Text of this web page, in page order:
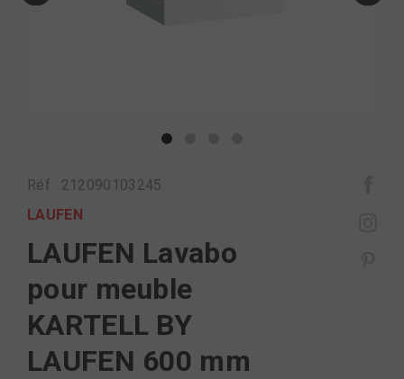
Réf : 212090103245
LAUFEN
LAUFEN Lavabo
pour meuble
KARTELL BY
LAUFEN 600 mm